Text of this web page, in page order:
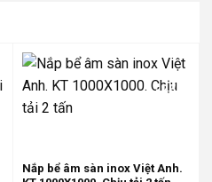
-25%
Nắp bể âm sàn inox Việt Anh.